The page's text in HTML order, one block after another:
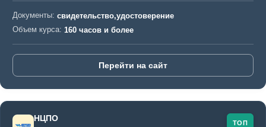
Документы: свидетельство,удостоверение
Объем курса: 160 часов и более
Перейти на сайт
ТОП
НЦПО